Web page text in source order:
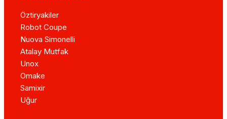
Öztiryakiler
Robot Coupe
Nuova Simonelli
Atalay Mutfak
Unox
Omake
Samixir
Uğur